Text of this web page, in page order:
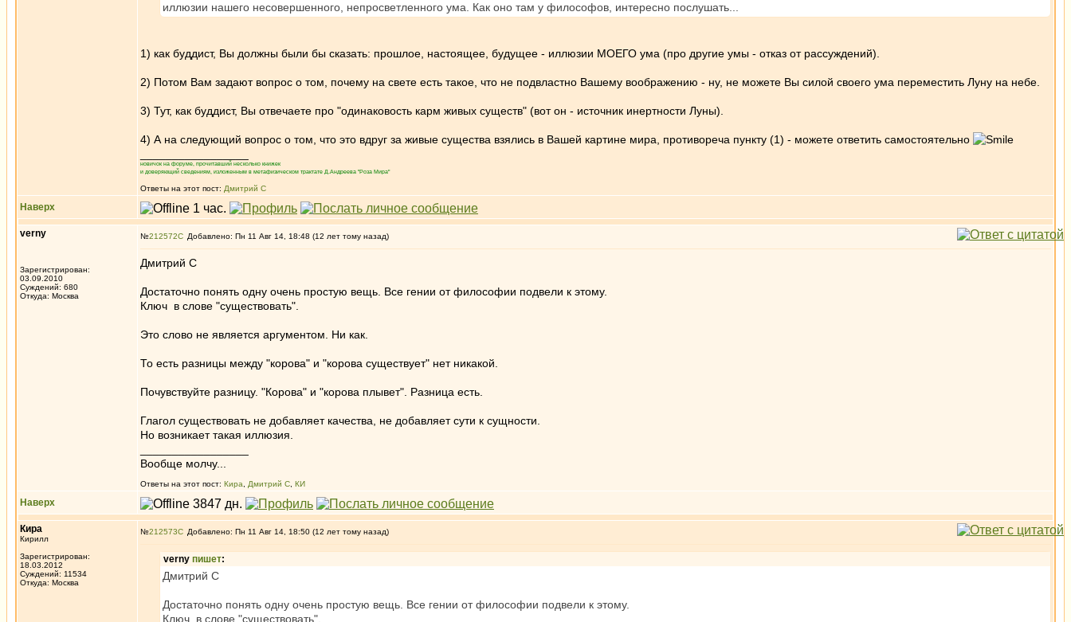
иллюзии нашего несовершенного, непросветленного ума. Как оно там у философов, интересно послушать...
1) как буддист, Вы должны были бы сказать: прошлое, настоящее, будущее - иллюзии МОЕГО ума (про другие умы - отказ от рассуждений).
2) Потом Вам задают вопрос о том, почему на свете есть такое, что не подвластно Вашему воображению - ну, не можете Вы силой своего ума переместить Луну на небе.
3) Тут, как буддист, Вы отвечаете про "одинаковость карм живых существ" (вот он - источник инертности Луны).
4) А на следующий вопрос о том, что это вдруг за живые существа взялись в Вашей картине мира, противореча пункту (1) - можете ответить самостоятельно
новичок на форуме, прочитавший несколько книжек
и доверяющий сведениям, изложенным в метафизическом трактате Д.Андреева "Роза Мира"
Ответы на этот пост: Дмитрий С
Наверх
verny
Зарегистрирован:
03.09.2010
Суждений: 680
Откуда: Москва
№212572 Добавлено: Пн 11 Авг 14, 18:48 (12 лет тому назад)
Дмитрий С
Достаточно понять одну очень простую вещь. Все гении от философии подвели к этому.
Ключ в слове "существовать".
Это слово не является аргументом. Ни как.
То есть разницы между "корова" и "корова существует" нет никакой.
Почувствуйте разницу. "Корова" и "корова плывет". Разница есть.
Глагол существовать не добавляет качества, не добавляет сути к сущности.
Но возникает такая иллюзия.
Вообще молчу...
Ответы на этот пост: Кира Дмитрий С КИ
Наверх
Кира
Кирилл
Зарегистрирован:
18.03.2012
Суждений: 11534
Откуда: Москва
№212573 Добавлено: Пн 11 Авг 14, 18:50 (12 лет тому назад)
verny пишет:
Дмитрий С
Достаточно понять одну очень простую вещь. Все гении от философии подвели к этому.
Ключ в слове "существовать".